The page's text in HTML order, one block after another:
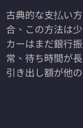
古典的な支払い
合、この方法は
カーはまだ銀行
常、待ち時間が
引き出し額が他